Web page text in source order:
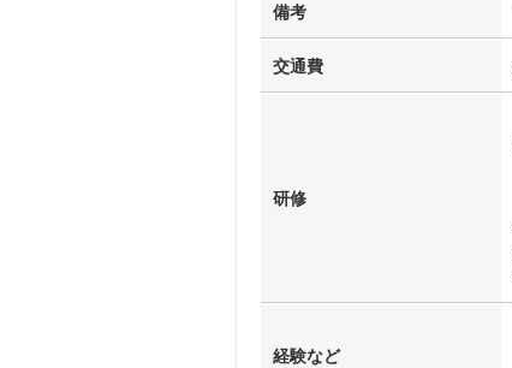
備考
交通費
研修
経験など